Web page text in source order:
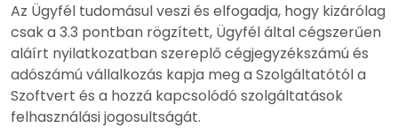
Az Ügyfél tudomásul veszi és elfogadja, hogy kizárólag
csak a 3.3 pontban rögzített, Ügyfél által cégszerűen
aláírt nyilatkozatban szereplő cégjegyzékszámú és
adószámú vállalkozás kapja meg a Szolgáltatótól a
Szoftvert és a hozzá kapcsolódó szolgáltatások
felhasználási jogosultságát.